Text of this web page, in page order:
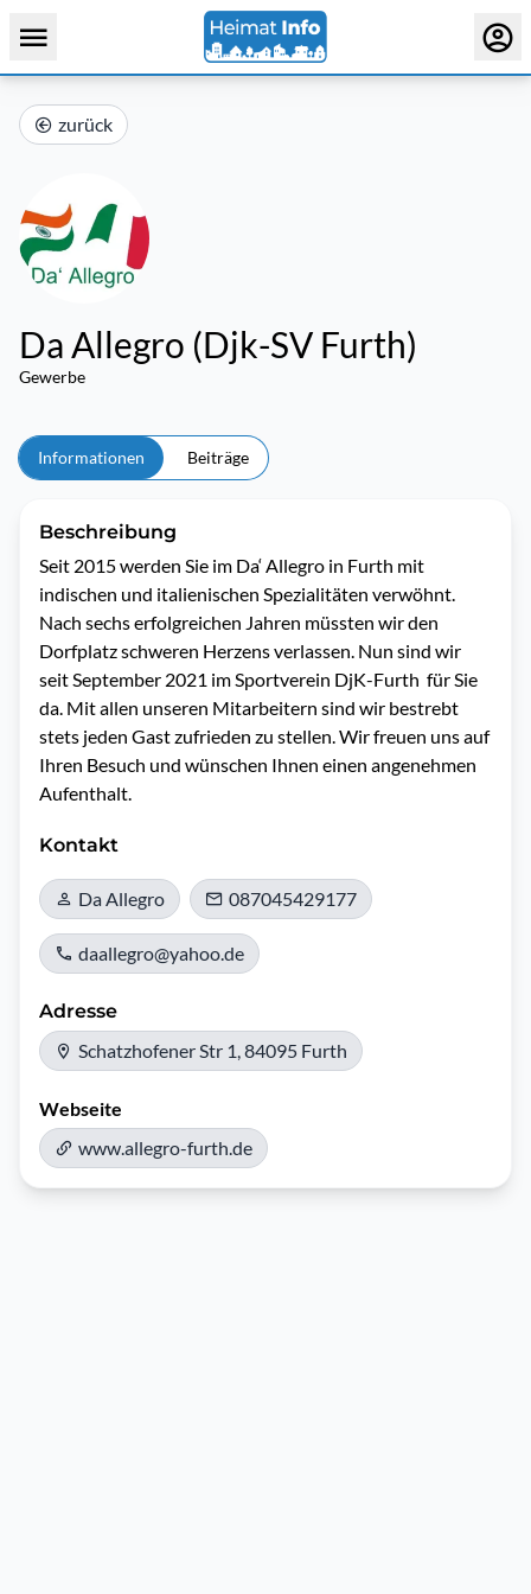
zurück
Da Allegro (Djk-SV Furth)
Gewerbe
Informationen Beiträge
Beschreibung
Seit 2015 werden Sie im Da‘ Allegro in Furth mit
indischen und italienischen Spezialitäten verwöhnt.
Nach sechs erfolgreichen Jahren müssten wir den
Dorfplatz schweren Herzens verlassen. Nun sind wir
seit September 2021 im Sportverein DjK-Furth  für Sie
da. Mit allen unseren Mitarbeitern sind wir bestrebt
stets jeden Gast zufrieden zu stellen. Wir freuen uns auf
Ihren Besuch und wünschen Ihnen einen angenehmen
Aufenthalt.
Kontakt
Da Allegro 087045429177
daallegro@yahoo.de
Adresse
Schatzhofener Str 1, 84095 Furth
Webseite
www.allegro-furth.de